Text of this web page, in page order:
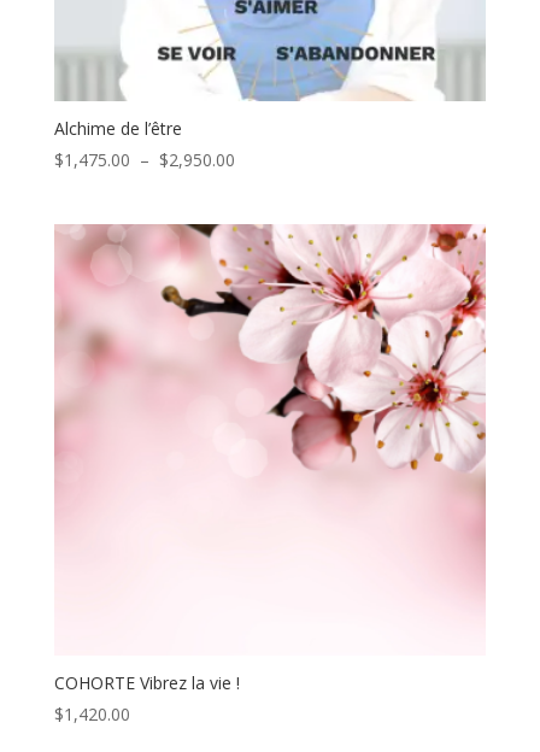
Alchime de l’être
$1,475.00 – $2,950.00Plage
$1,475.00
à
$2,950.00
COHORTE Vibrez la vie !
$1,420.00